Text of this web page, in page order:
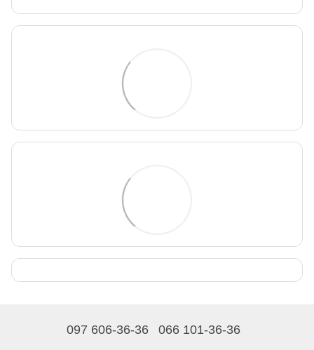
097 606-36-36 066 101-36-36